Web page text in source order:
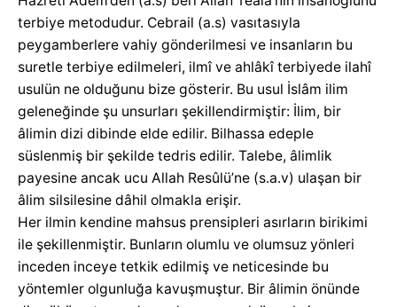
terbiye metodudur. Cebrail (a.s) vasıtasıyla
peygamberlere vahiy gönderilmesi ve insanların bu
suretle terbiye edilmeleri, ilmî ve ahlâkî terbiyede ilahî
usulün ne olduğunu bize gösterir. Bu usul İslâm ilim
geleneğinde şu unsurları şekillendirmiştir: İlim, bir
âlimin dizi dibinde elde edilir. Bilhassa edeple
süslenmiş bir şekilde tedris edilir. Talebe, âlimlik
payesine ancak ucu Allah Resûlü’ne (s.a.v) ulaşan bir
âlim silsilesine dâhil olmakla erişir.
Her ilmin kendine mahsus prensipleri asırların birikimi
ile şekillenmiştir. Bunların olumlu ve olumsuz yönleri
inceden inceye tetkik edilmiş ve neticesinde bu
yöntemler olgunluğa kavuşmuştur. Bir âlimin önünde